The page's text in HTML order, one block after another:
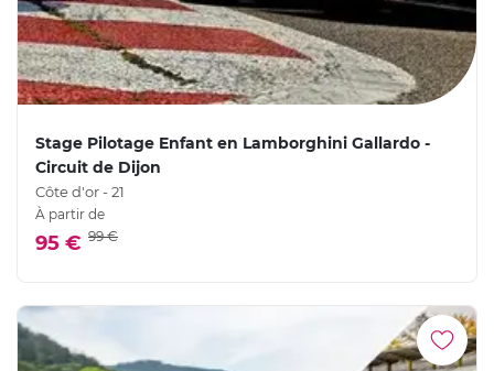
Stage Pilotage Enfant en Lamborghini Gallardo -
Circuit de Dijon
Côte d'or - 21
À partir de
95 € 99 €